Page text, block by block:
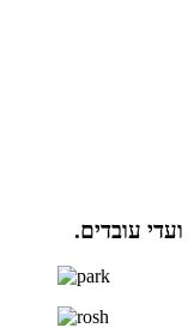
עובדים.